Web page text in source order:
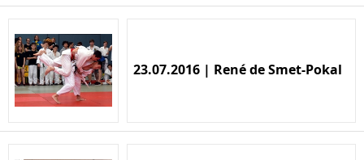
23.07.2016 | René de Smet-Pokal